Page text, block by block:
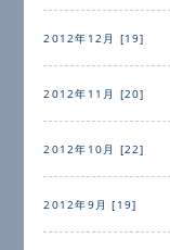
2012年12月 [19]
2012年11月 [20]
2012年10月 [22]
2012年9月 [19]